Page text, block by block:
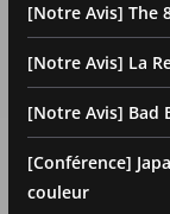
[Notre Avis] The
[Notre Avis] La
[Notre Avis] Bad
[Conférence]
couleur